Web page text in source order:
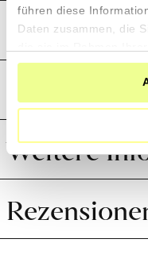
führen diese
Daten zusammen, die
haben.
Weitere